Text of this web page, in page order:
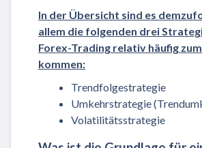
In der Übersicht sind es
allem die folgenden drei
Forex-Trading relativ häufig
kommen:
Trendfolgestrategie
Umkehrstrategie
Volatilitätsstrategie